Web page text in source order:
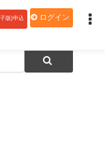
版)申込 ログイン